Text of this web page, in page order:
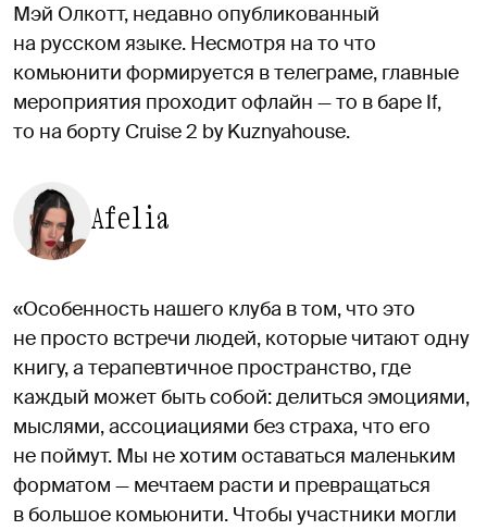
Мэй Олкотт, недавно опубликованный
на русском языке. Несмотря на то что
комьюнити формируется в телеграме, главные
мероприятия проходит офлайн — то в баре If,
то на борту Cruise 2 by Kuznyahouse.
Afelia
«Особенность нашего клуба в том, что это
не просто встречи людей, которые читают одну
книгу, а терапевтичное пространство, где
каждый может быть собой: делиться эмоциями,
мыслями, ассоциациями без страха, что его
не поймут. Мы не хотим оставаться маленьким
форматом — мечтаем расти и превращаться
в большое комьюнити. Чтобы участники могли